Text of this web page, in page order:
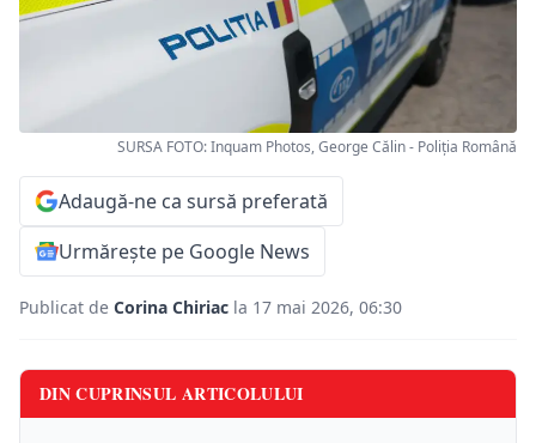
SURSA FOTO: Inquam Photos, George Călin - Poliția Română
Adaugă-ne ca sursă preferată
Urmărește pe Google News
Publicat de Corina Chiriac la 17 mai 2026, 06:30
DIN CUPRINSUL ARTICOLULUI